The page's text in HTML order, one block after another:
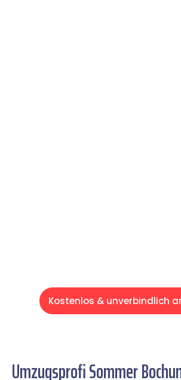
Kostenlos & unverbindlich
Umzugsprofi Sommer